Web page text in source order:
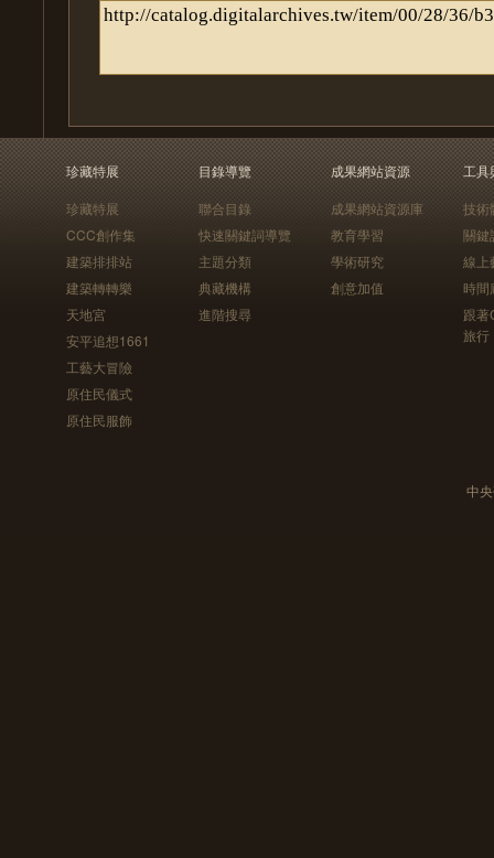
珍藏特展
珍藏特展
CCC創作集
建築排排站
建築轉轉樂
天地宮
安平追想1661
工藝大冒險
原住民儀式
原住民服飾
目錄導覽
聯合目錄
快速關鍵詞導覽
主題分類
典藏機構
進階搜尋
成果網站資源
成果網站資源庫
教育學習
學術研究
創意加值
工具
技術
關鍵
線上
時間
跟
旅行
中